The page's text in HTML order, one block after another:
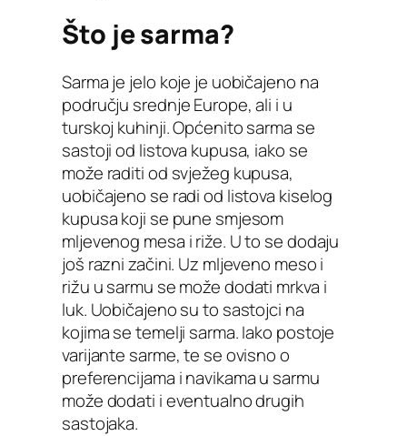
Što je sarma?
Sarma je jelo koje je uobičajeno na
području srednje Europe, ali i u
turskoj kuhinji. Općenito sarma se
sastoji od listova kupusa, iako se
može raditi od svježeg kupusa,
uobičajeno se radi od listova kiselog
kupusa koji se pune smjesom
mljevenog mesa i riže. U to se dodaju
još razni začini. Uz mljeveno meso i
rižu u sarmu se može dodati mrkva i
luk. Uobičajeno su to sastojci na
kojima se temelji sarma. Iako postoje
varijante sarme, te se ovisno o
preferencijama i navikama u sarmu
može dodati i eventualno drugih
sastojaka.